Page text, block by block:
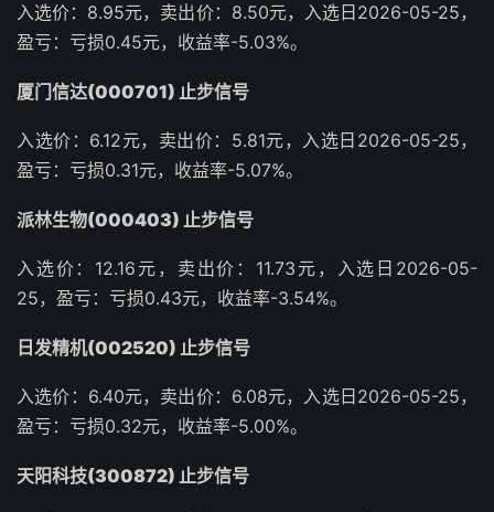
入选价：8.95元，卖出价：8.50元，入选日2026-05-25，
盈亏：亏损0.45元，收益率-5.03%。
厦门信达(000701) 止步信号
入选价：6.12元，卖出价：5.81元，入选日2026-05-25，
盈亏：亏损0.31元，收益率-5.07%。
派林生物(000403) 止步信号
入选价：12.16元，卖出价：11.73元，入选日2026-05-
25，盈亏：亏损0.43元，收益率-3.54%。
日发精机(002520) 止步信号
入选价：6.40元，卖出价：6.08元，入选日2026-05-25，
盈亏：亏损0.32元，收益率-5.00%。
天阳科技(300872) 止步信号